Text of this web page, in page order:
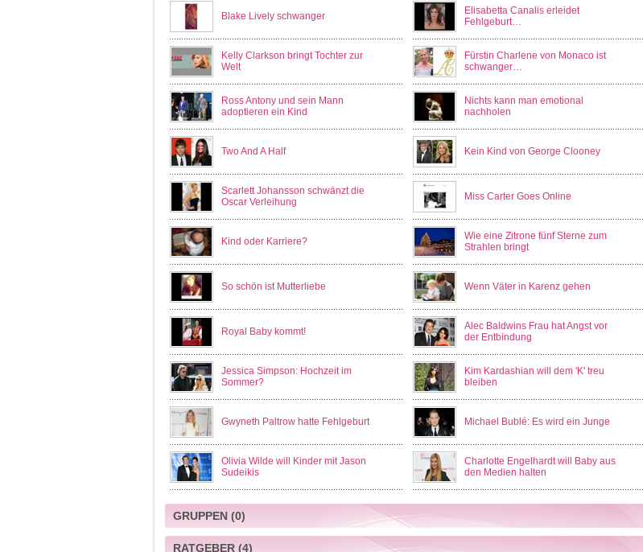
Blake Lively schwanger
Elisabetta Canalis erleidet
Fehlgeburt…
Kelly Clarkson bringt Tochter zur
Welt
Fürstin Charlene von Monaco ist
schwanger…
Ross Antony und sein Mann
adoptieren ein Kind
Nichts kann man emotional
nachholen
Two And A Half Kein Kind von George Clooney
Scarlett Johansson schwänzt die
Oscar Verleihung
Miss Carter Goes Online
Kind oder Karriere?
Wie eine Zitrone fünf Sterne zum
Strahlen bringt
So schön ist Mutterliebe Wenn Väter in Karenz gehen
Royal Baby kommt!
Alec Baldwins Frau hat Angst vor
der Entbindung
Jessica Simpson: Hochzeit im
Sommer?
Kim Kardashian will dem 'K' treu
bleiben
Gwyneth Paltrow hatte Fehlgeburt Michael Bublé: Es wird ein Junge
Olivia Wilde will Kinder mit Jason
Sudeikis
Charlotte Engelhardt will Baby aus
den Medien halten
GRUPPEN(0)
RATGEBER(4)